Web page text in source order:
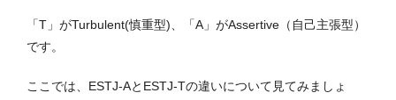
「T」がTurbulent(慎重型)、「A」がAssertive（自己主張型）
です。
ここでは、ESTJ-AとESTJ-Tの違いについて見てみましょ